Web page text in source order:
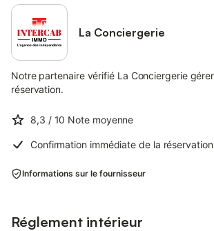
La Conciergerie
Notre partenaire vérifié La Conciergerie
réservation.
8,3 / 10 Note moyenne
Confirmation immédiate de la réservation
Informations sur le fournisseur
Réglement intérieur